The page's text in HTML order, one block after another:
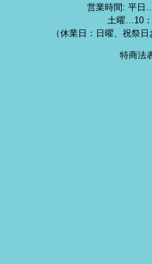
営業時間: 平日
土曜…10
（休業日：日曜、祝祭
特商法